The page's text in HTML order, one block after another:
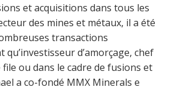
et acquisitions dans tous les
des mines et métaux, il a été
transactions
d’amorçage, chef
ou dans le cadre de fusions et
a co-fondé MMX Minerals e